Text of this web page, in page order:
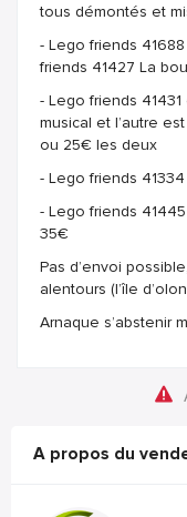
tous démontés et
- Lego friends
friends 41427 La
- Lego friends
musical et l’autre
ou 25€ les deux
- Lego friends
- Lego friends
35€
Pas d’envoi
alentours (l’île
Arnaque s’abstenir
A propos du